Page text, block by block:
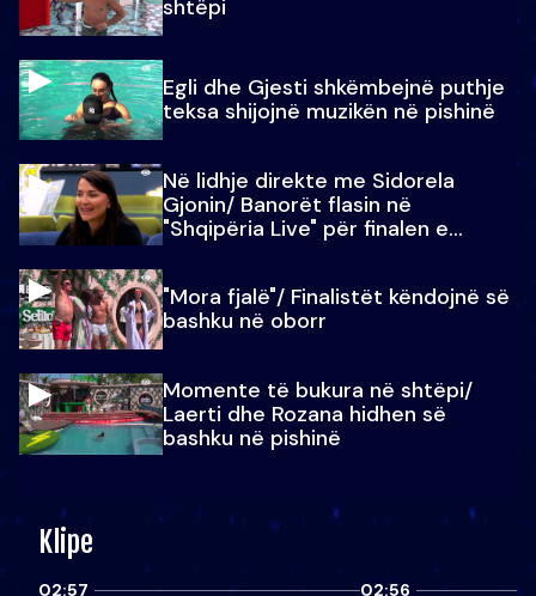
shtëpi
Egli dhe Gjesti shkëmbejnë puthje
teksa shijojnë muzikën në pishinë
Në lidhje direkte me Sidorela
Gjonin/ Banorët flasin në
"Shqipëria Live" për finalen e
"Mora fjalë"/ Finalistët këndojnë së
bashku në oborr
Momente të bukura në shtëpi/
Laerti dhe Rozana hidhen së
bashku në pishinë
Klipe
02:57 02:56